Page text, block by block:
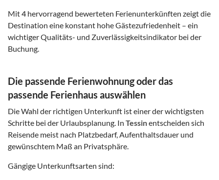
Mit4 hervorragend bewerteten Ferienunterkünften zeigt die
Destination eine konstant hohe Gästezufriedenheit – ein
wichtiger Qualitäts- und Zuverlässigkeitsindikator bei der
Buchung.
Die passende Ferienwohnung oder das
passende Ferienhaus auswählen
Die Wahl der richtigen Unterkunft ist einer der wichtigsten
Schritte bei der Urlaubsplanung. In Tessinentscheiden sich
Reisende meist nach Platzbedarf, Aufenthaltsdauer und
gewünschtem Maß an Privatsphäre.
Gängige Unterkunftsarten sind: